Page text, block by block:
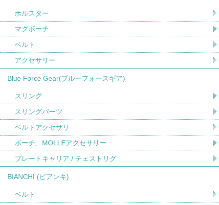
ホルスター
マグポーチ
ベルト
アクセサリー
Blue Force Gear(ブルーフォースギア)
スリング
スリングパーツ
ベルトアクセサリ
ポーチ、MOLLEアクセサリー
プレートキャリア / チェストリグ
BIANCHI (ビアンキ)
ベルト